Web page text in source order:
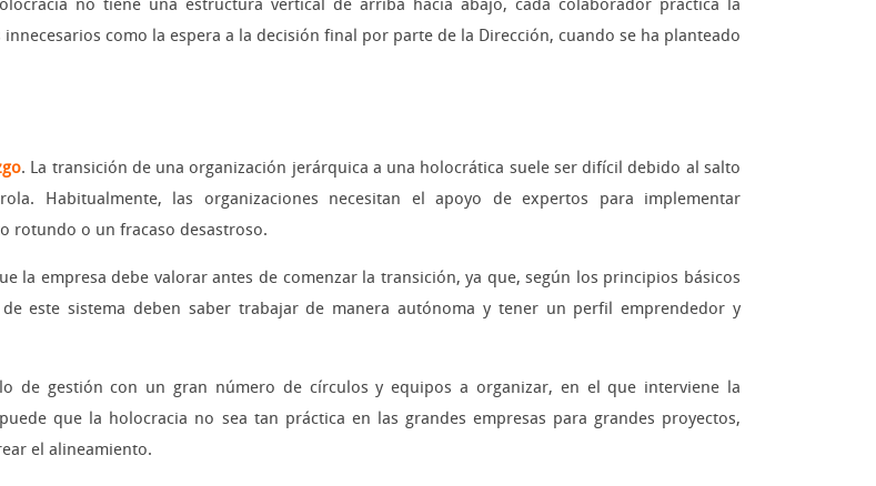
no tiene una estructura vertical de arriba hacia abajo, cada colaborador practica la
como la espera a la decisión final por parte de la Dirección, cuando se ha planteado
. La transición de una organización jerárquica a una holocrática suele ser difícil debido al salto
Habitualmente, las organizaciones necesitan el apoyo de expertos para implementar
rotundo o un fracaso desastroso.
la empresa debe valorar antes de comenzar la transición, ya que, según los principios básicos
este sistema deben saber trabajar de manera autónoma y tener un perfil emprendedor y
de gestión con un gran número de círculos y equipos a organizar, en el que interviene la
que la holocracia no sea tan práctica en las grandes empresas para grandes proyectos,
el alineamiento.